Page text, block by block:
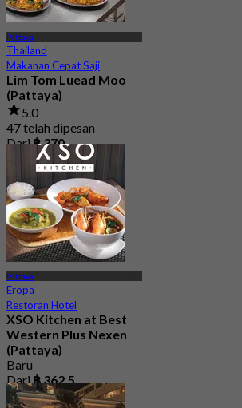
Pattaya
Thailand
Makanan Cepat Saji
Lim Tom Luead Moo
(Pattaya)
5.0
47 telah dipesan
Dari฿ 370
Pattaya
Eropa
Restoran Hotel
XSO Kitchen at Best
Western Plus Nexen
(Pattaya)
Baru
Dari ฿ 362.5